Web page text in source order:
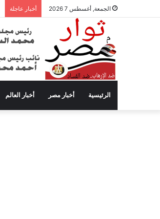
الجمعة, أغسطس 7 2026 أخبار عاجلة
الرئيسية أخبار مصر أخبار العالم